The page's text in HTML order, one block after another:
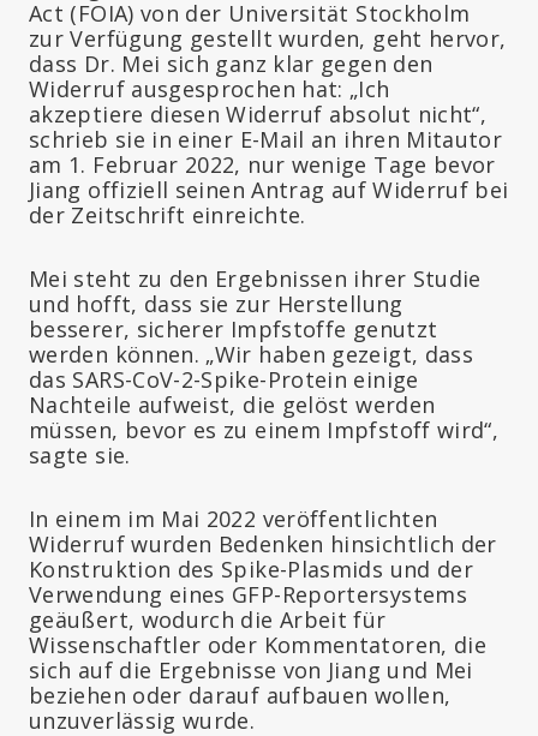
Act (FOIA) von der Universität Stockholm
zur Verfügung gestellt wurden, geht hervor,
dass Dr. Mei sich ganz klar gegen den
Widerruf ausgesprochen hat: „Ich
akzeptiere diesen Widerruf absolut nicht“,
schrieb sie in einer E-Mail an ihren Mitautor
am 1. Februar 2022, nur wenige Tage bevor
Jiang offiziell seinen Antrag auf Widerruf bei
der Zeitschrift einreichte.
Mei steht zu den Ergebnissen ihrer Studie
und hofft, dass sie zur Herstellung
besserer, sicherer Impfstoffe genutzt
werden können. „Wir haben gezeigt, dass
das SARS-CoV-2-Spike-Protein einige
Nachteile aufweist, die gelöst werden
müssen, bevor es zu einem Impfstoff wird“,
sagte sie.
In einem im Mai 2022 veröffentlichten
Widerruf wurden Bedenken hinsichtlich der
Konstruktion des Spike-Plasmids und der
Verwendung eines GFP-Reportersystems
geäußert, wodurch die Arbeit für
Wissenschaftler oder Kommentatoren, die
sich auf die Ergebnisse von Jiang und Mei
beziehen oder darauf aufbauen wollen,
unzuverlässig wurde.